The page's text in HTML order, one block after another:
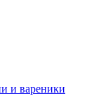
и вареники